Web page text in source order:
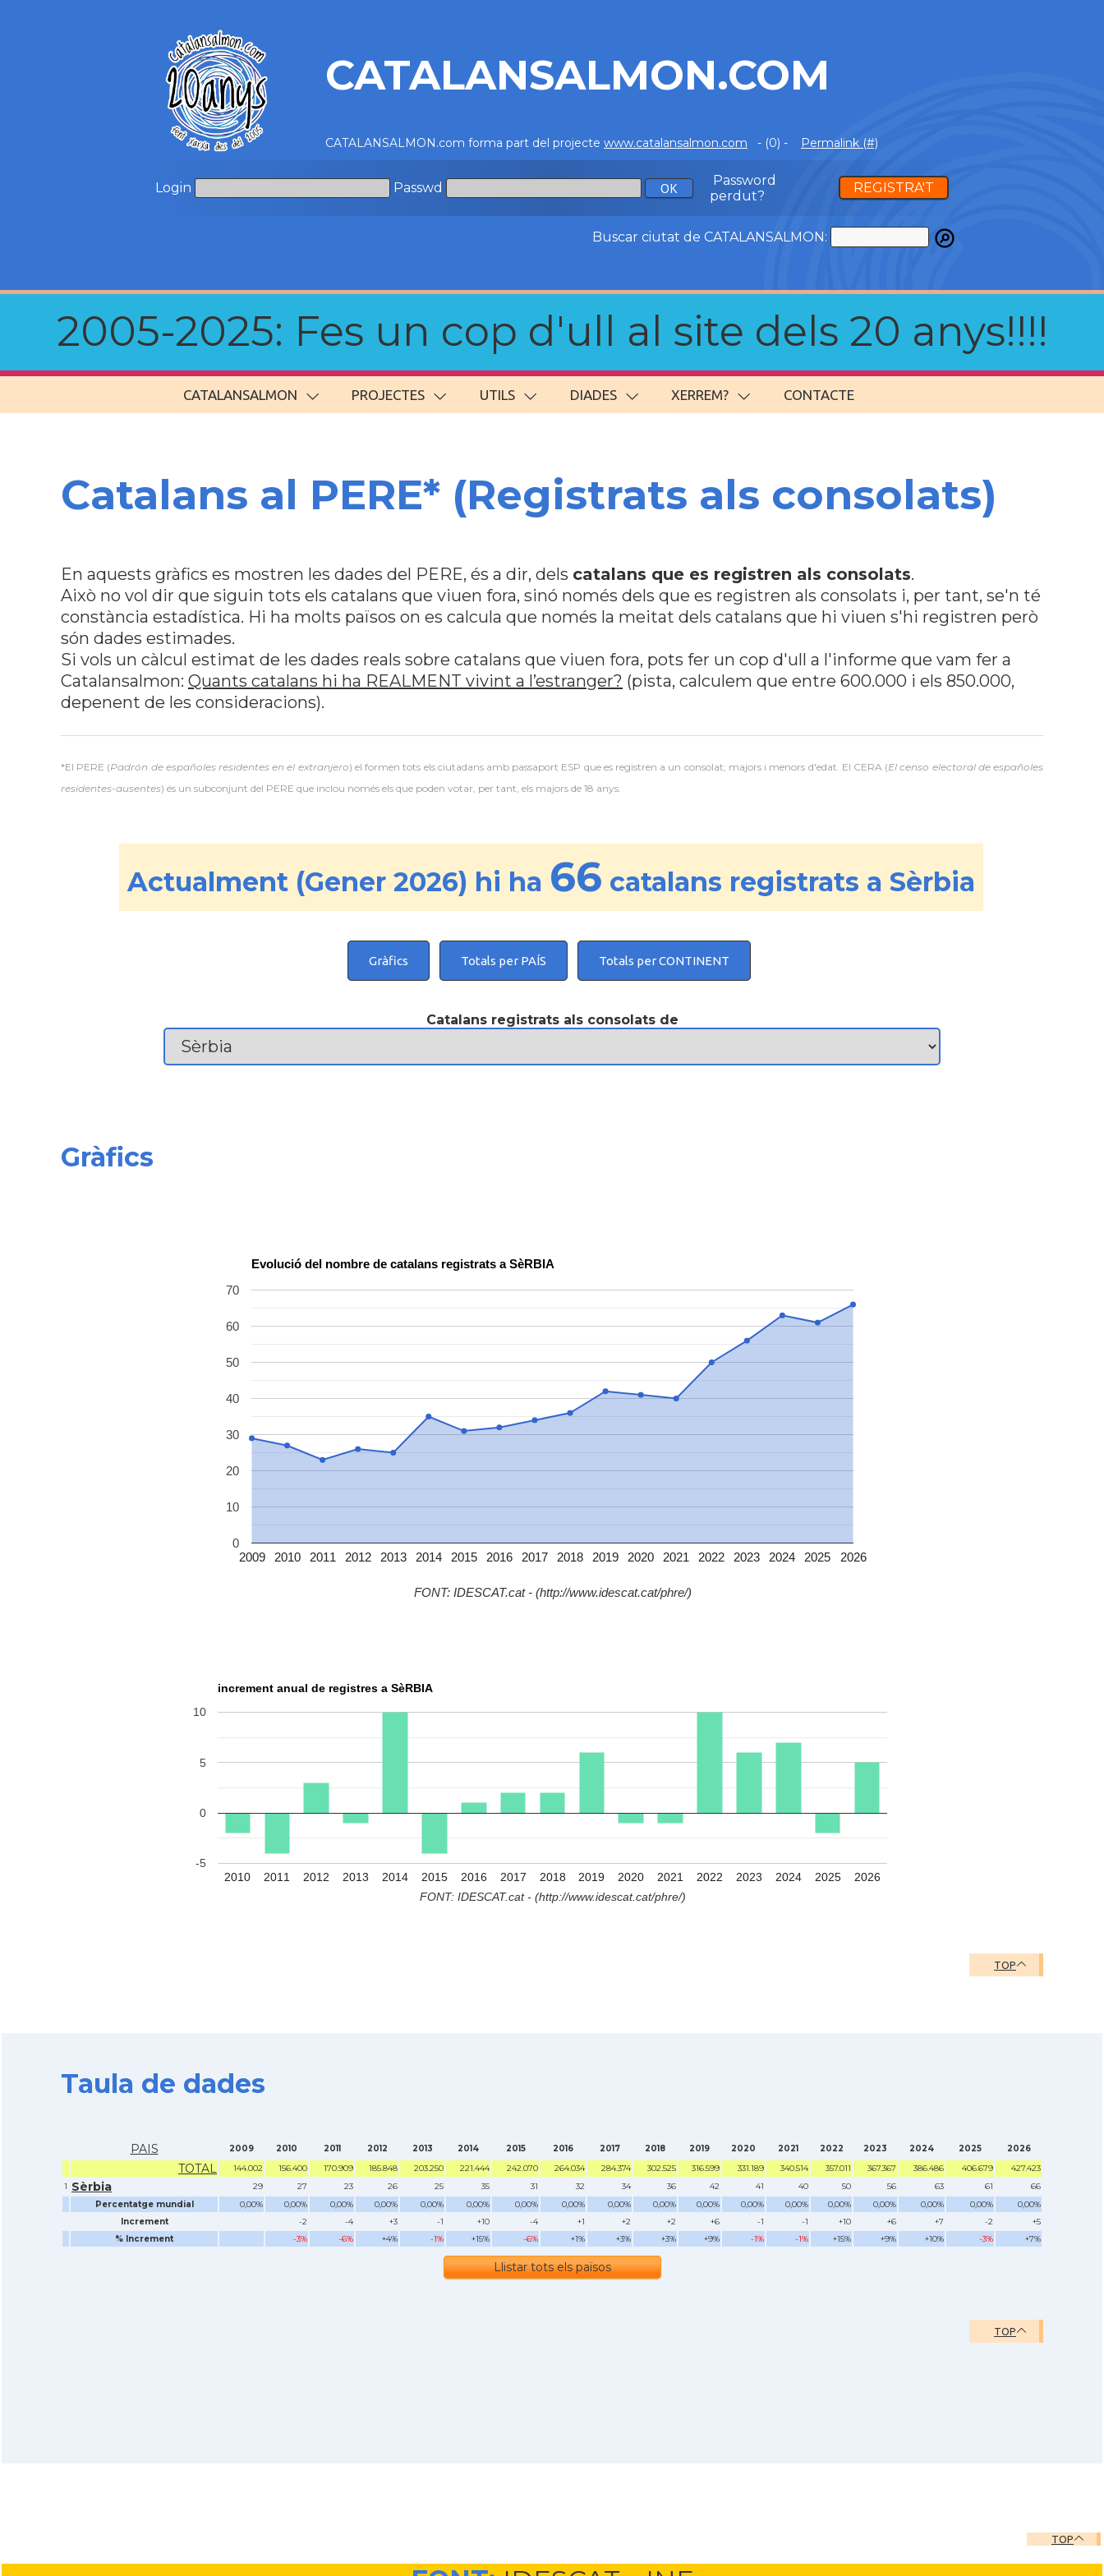
CATALANSALMON.COM
CATALANSALMON.com forma part del projecte www.catalansalmon.com - (0) - Permalink (#)
Login Passwd
Password
perdut?
REGISTRA'T
Buscar ciutat de CATALANSALMON:
2005-2025: Fes un cop d'ull al site dels 20 anys!!!!
CATALANSALMON PROJECTES UTILS DIADES XERREM? CONTACTE
Catalans al PERE* (Registrats als consolats)
En aquests gràfics es mostren les dades del PERE, és a dir, dels catalans que es registren als consolats.
Això no vol dir que siguin tots els catalans que viuen fora, sinó només dels que es registren als consolats i, per tant, se'n té
constància estadística. Hi ha molts països on es calcula que només la meitat dels catalans que hi viuen s'hi registren però
són dades estimades.
Si vols un càlcul estimat de les dades reals sobre catalans que viuen fora, pots fer un cop d'ull a l'informe que vam fer a
Catalansalmon: Quants catalans hi ha REALMENT vivint a l’estranger? (pista, calculem que entre 600.000 i els 850.000,
depenent de les consideracions).
*El PERE (Padrón de españoles residentes en el extranjero) el formen tots els ciutadans amb passaport ESP que es registren a un consolat; majors i menors d'edat. El CERA (El censo electoral de españoles
residentes-ausentes) és un subconjunt del PERE que inclou només els que poden votar, per tant, els majors de 18 anys.
Actualment (Gener 2026) hi ha 66 catalans registrats a Sèrbia
Gràfics Totals per PAÍS Totals per CONTINENT
Catalans registrats als consolats de
Gràfics
Evolució del nombre de catalans registrats a SèRBIA
2009 2010 2011 2012 2013 2014 2015 2016 2017 2018 2019 2020 2021 2022 2023 2024 2025 2026
0
10
20
30
40
50
60
70
FONT: IDESCAT.cat - (http://www.idescat.cat/phre/)
increment anual de registres a SèRBIA
2010 2011 2012 2013 2014 2015 2016 2017 2018 2019 2020 2021 2022 2023 2024 2025 2026
-5
0
5
10
FONT: IDESCAT.cat - (http://www.idescat.cat/phre/)
TOP
Taula de dades
PAIS 2009 2010 2011 2012 2013 2014 2015 2016 2017 2018 2019 2020 2021 2022 2023 2024 2025 2026
TOTAL 144.002 156.400 170.909 185.848 203.250 221.444 242.070 264.034 284.374 302.525 316.599 331.189 340.514 357.011 367.367 386.486 406.679
427.423
1 Sèrbia 29 27 23 26 25 35 31 32 34 36 42 41 40 50 56 63 61
66
Percentatge mundial
0,00% 0,00% 0,00% 0,00% 0,00% 0,00% 0,00% 0,00% 0,00% 0,00% 0,00% 0,00% 0,00% 0,00% 0,00% 0,00% 0,00%
0,00%
Increment
-2 -4 +3 -1 +10 -4 +1 +2 +2 +6 -1 -1 +10 +6 +7 -2
+5
% Increment
-3% -6% +4% -1% +15% -6% +1% +3% +3% +9% -1% -1% +15% +9% +10% -3% +7%
Llistar tots els països
TOP
TOP